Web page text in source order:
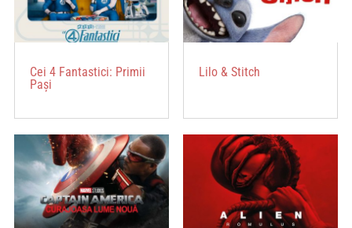
Cei 4 Fantastici: Primii
Pași
Lilo & Stitch